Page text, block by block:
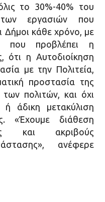
το 30%-40% του
των εργασιών που
Δήμοι κάθε χρόνο, με
που προβλέπει η
ότι η Αυτοδιοίκηση
με την Πολιτεία,
προστασία της
πολιτών, και όχι
ή άδικη μετακύλιση
«Έχουμε διάθεση
και ακριβούς
ανέφερε